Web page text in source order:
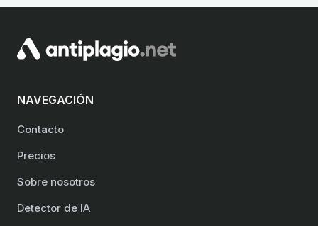
NAVEGACIÓN
Contacto
Precios
Sobre nosotros
Detector de IA